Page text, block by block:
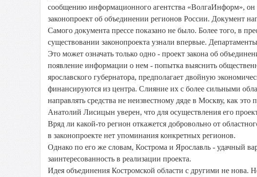
сообщению информационного агентства «ВолгаИнформ», он
законопроект об объединении регионов России. Документ
Самого документа прессе показано не было. Более того, в
существовании законопроекта узнали впервые.
Это может означать только одно - проект закона об
появление информации о нем - попытка выяснить
ярославского губернатора, предполагает двойную
финансируются из центра. Слияние их с более сильными
направлять средства не неизвестному дяде в Москву, как
Анатолий Лисицын уверен, что для осуществления его
Вряд ли какой-то регион откажется добровольно от
в законопроекте нет упоминания конкретных регионов.
Однако по его же словам, Кострома и Ярославль - удачный
заинтересованность в реализации проекта.
Идея объединения Костромской области с другими не нова.